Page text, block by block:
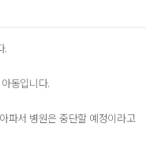
.
동입니다.
파서 병원은 중단할 예정이라고